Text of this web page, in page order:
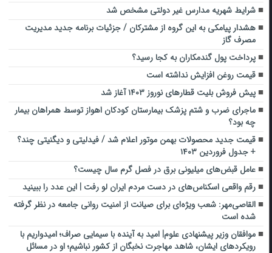
شرایط شهریه مدارس غیر دولتی مشخص شد
هشدار پیامکی به این گروه از مشترکان / جزئیات برنامه جدید مدیریت
مصرف گاز
پرداخت پول گندمکاران به کجا رسید؟
قیمت روغن افزایش نداشته است
پیش فروش بلیت قطارهای نوروز ۱۴۰۳ آغاز شد
ماجرای ضرب و شتم پزشک بیمارستان کودکان اهواز توسط همراهان بیمار
چه بود؟
قیمت جدید محصولات بهمن موتور اعلام شد / فیدلیتی و دیگنیتی چند؟
+ جدول فروردین ۱۴۰۳
عامل قبض‌های میلیونی برق در فصل گرم سال چیست؟
رقم واقعی اسکناس‌های در دست مردم ایران لو رفت | این عدد را ببینید
القاصی‌مهر: شعب ویژه‌ای برای صیانت از امنیت روانی جامعه در نظر گرفته
شده است
موافقان وزیر پیشنهادی علوم| امید به آینده با سیمایی صراف؛ امیدواریم با
رویکردهای ایشان، شاهد مهاجرت نخبگان از کشور نباشیم؛ او در مسائل